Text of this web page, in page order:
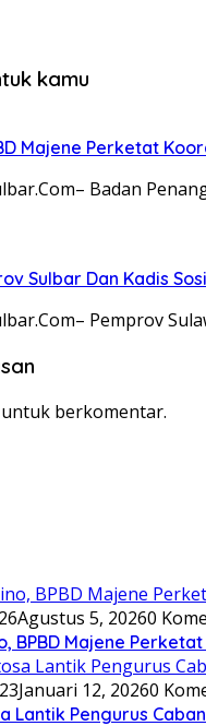
kamu
Majene Perketat
Badan
Sulbar Dan Kadis
Pemprov
untuk berkomentar.
Agustus 5, 20260
BPBD Majene
Januari 12, 20260
Lantik Pengurus